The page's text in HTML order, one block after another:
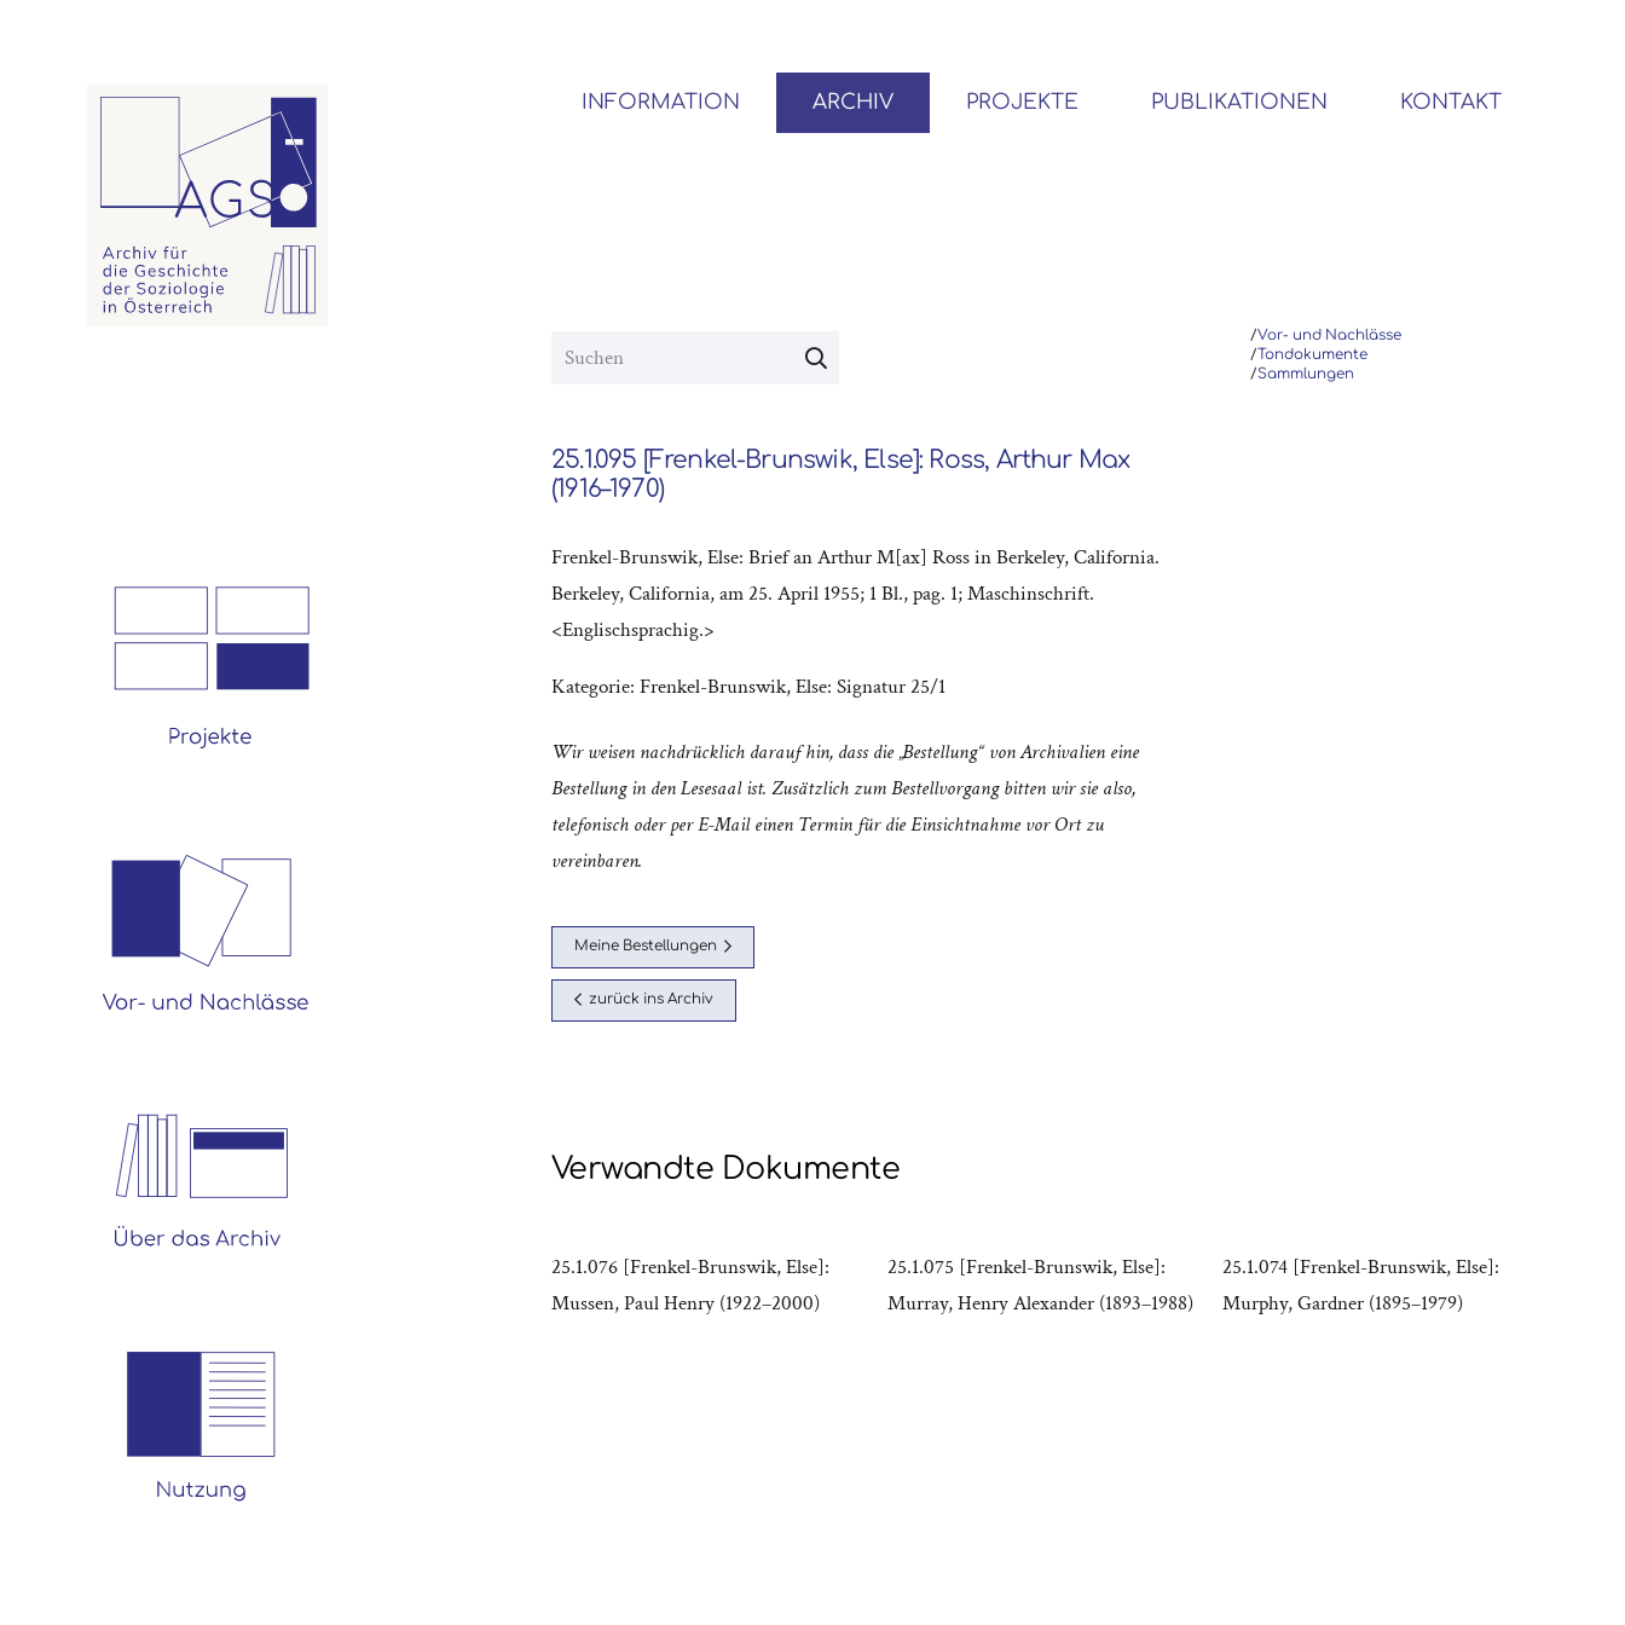
INFORMATION ARCHIV PROJEKTE PUBLIKATIONEN KONTAKT
/Vor- und Nachlässe
/Tondokumente
/Sammlungen
25.1.095 [Frenkel-Brunswik, Else]: Ross, Arthur Max
(1916–1970)
Frenkel-Brunswik, Else: Brief an Arthur M[ax] Ross in Berkeley, California.
Berkeley, California, am 25. April 1955; 1 Bl., pag. 1; Maschinschrift.
<Englischsprachig.>
Kategorie: Frenkel-Brunswik, Else: Signatur 25/1
Wir weisen nachdrücklich darauf hin, dass die „Bestellung“ von Archivalien eine
Bestellung in den Lesesaal ist. Zusätzlich zum Bestellvorgang bitten wir sie also,
telefonisch oder per E-Mail einen Termin für die Einsichtnahme vor Ort zu
vereinbaren.
Meine Bestellungen
zurück ins Archiv
Verwandte Dokumente
25.1.076 [Frenkel-Brunswik, Else]:
Mussen, Paul Henry (1922–2000)
25.1.075 [Frenkel-Brunswik, Else]:
Murray, Henry Alexander (1893–1988)
25.1.074 [Frenkel-Brunswik, Else]:
Murphy, Gardner (1895–1979)